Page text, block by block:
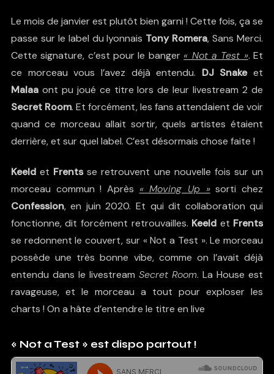
Le mois de janvier est plutôt bien garni ! Cette fois, ça se
passe sur le label du lyonnais Tony Romera,Sans Merci.
Cette signature, c’est pour le banger « Not a Test ». Et
ce morceau vous l’avez déjà entendu. DJ Snakeet
Malaaont pu joué ce titre lors de leur livestream 2 de
Secret Room. Et forcément, les fans attendaient de voir
quand ce morceau allait sortir, quels artistes étaient
derrière, et sur quel label. C’est désormais chose faite !
Keeldet Frentsse retrouvent une nouvelle fois sur un
morceau commun ! Après « Moving Up »sorti chez
Confession, en juin 2020. Et qui dit collaboration qui
fonctionne, dit forcément retrouvailles. Keeld et Frents
se redonnent le couvert, sur « Not a Test ». Le morceau
possède une très bonne vibe, comme on l’avait déjà
entendu dans le livestream Secret Room. La House est
ravageuse, et le morceau a tout pour exploser les
charts ! On a hâte d’entendre le titre en live
« Not a Test » est dispo partout !